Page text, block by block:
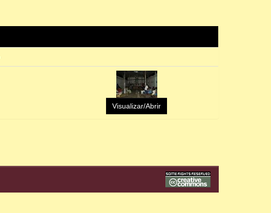
Visualizar/Abrir